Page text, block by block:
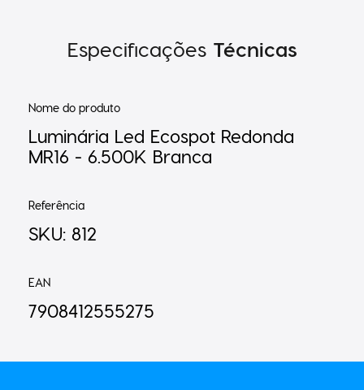
Especificações Técnicas
Nome do produto
Luminária Led Ecospot Redonda
MR16 - 6.500K Branca
Referência
SKU: 812
EAN
7908412555275